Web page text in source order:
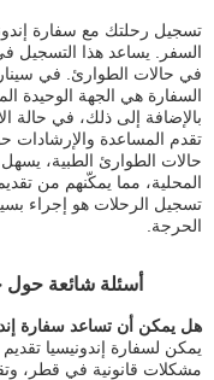
تسجيل رحلتك مع سفارة
السفر. يساعد هذا التسجيل
في حالات الطوارئ. في
السفارة هي الجهة الوحيدة
بالإضافة إلى ذلك، في حالة
تقدم المساعدة والإرشادات
حالات الطوارئ الطبية،
المحلية، مما يمكّنهم من
تسجيل الرحلات هو إجراء
الحرجة.
أسئلة شائعة
هل يمكن أن تساعد سفارة
يمكن لسفارة إندونيسيا تقديم
مشكلات قانونية في قطر،